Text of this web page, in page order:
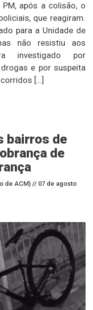
após a colisão, o
que reagiram.
para a Unidade de
não resistiu aos
investigado por
e por suspeita
[…]
bairros de
de
de ACM) // 07 de agosto